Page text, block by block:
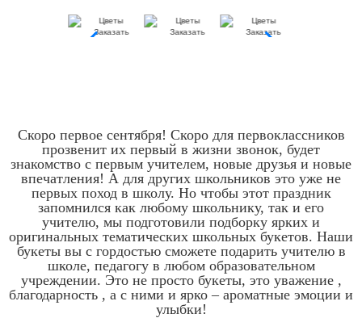
Скоро первое сентября! Скоро для первоклассников
прозвенит их первый в жизни звонок, будет
знакомство с первым учителем, новые друзья и новые
впечатления! А для других школьников это уже не
первых поход в школу. Но чтобы этот праздник
запомнился как любому школьнику, так и его
учителю, мы подготовили подборку ярких и
оригинальных тематических школьных букетов. Наши
букеты вы с гордостью сможете подарить учителю в
школе, педагогу в любом образовательном
учреждении. Это не просто букеты, это уважение ,
благодарность , а с ними и ярко – ароматные эмоции и
улыбки!